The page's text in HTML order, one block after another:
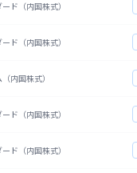
ド（内国株式）
ド（内国株式）
内国株式）
ド（内国株式）
ド（内国株式）